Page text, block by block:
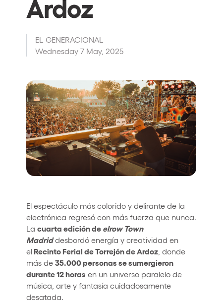
Who we are
Do you want to work with us?
elrow News
Follow us on tiktok
Follow us on facebook
Follow us on instagram
Follow us on twitter
Follow us on linkedin
Follow us on youtube
Privacy Policy
Cookies Notice
Legal Notice
Sustainability Policy
Ardoz
EL GENERACIONAL
Wednesday 7 May, 2025
El espectáculo más colorido y delirante de la
electrónica regresó con más fuerza que nunca.
La cuarta edición de elrow Town
Madriddesbordó energía y creatividad en
elRecinto Ferial de Torrejón de Ardoz, donde
más de 35.000 personas se sumergieron
durante 12 horas en un universo paralelo de
música, arte y fantasía cuidadosamente
desatada.